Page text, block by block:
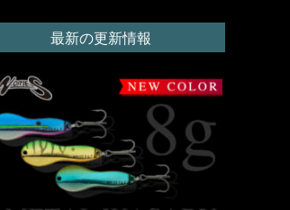
最新の更新情報